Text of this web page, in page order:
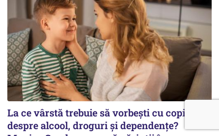
La ce vârstă trebuie să vorbești cu copilul
despre alcool, droguri și dependențe?